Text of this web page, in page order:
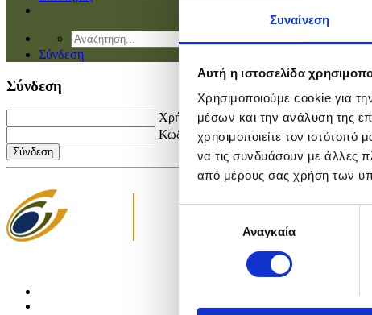
Συναίνεση
Αυτή η ιστοσελίδα
Χρησιμοποιούμε cookie για
μέσων και την ανάλυση της
χρησιμοποιείτε τον
να τις συνδυάσουν με άλλες
από μέρους σας χρήση των
συγκατάθεσηςΑναγκαία
Σύνδεση
Σύνδεση
Χρήστης
Κωδικός